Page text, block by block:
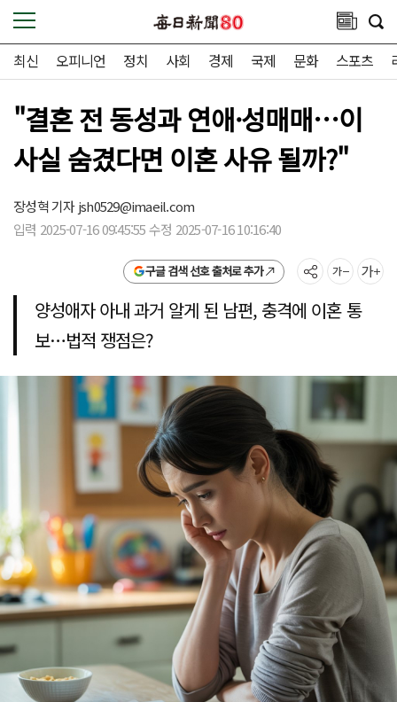
최신 오피니언 정치 사회 경제 국제 문화 스포츠
"결혼 전 동성과 연애·성매매…이
사실 숨겼다면 이혼 사유 될까?"
장성혁 기자jsh0529@imaeil.com
입력 2025-07-16 09:45:55 수정 2025-07-16 10:16:40
구글 검색 선호 출처로 추가
양성애자 아내 과거 알게 된 남편, 충격에 이혼 통
보…법적 쟁점은?